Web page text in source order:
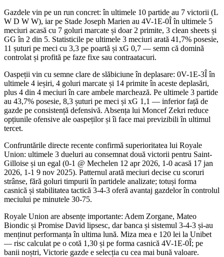
Gazdele vin pe un run concret: în ultimele 10 partide au 7 victorii (L
W D W W), iar pe Stade Joseph Marien au 4V-1E-0Î în ultimele 5
meciuri acasă cu 7 goluri marcate și doar 2 primite, 3 clean sheets și
GG în 2 din 5. Statisticile pe ultimele 3 meciuri arată 41,7% posesie,
11 șuturi pe meci cu 3,3 pe poartă și xG 0,7 — semn că domină
controlat și profită pe faze fixe sau contraatacuri.
Oaspeții vin cu semne clare de slăbiciune în deplasare: 0V-1E-3Î în
ultimele 4 ieșiri, 4 goluri marcate și 14 primite în aceste deplasări,
plus 4 din 4 meciuri în care ambele marchează. Pe ultimele 3 partide
au 43,7% posesie, 8,3 șuturi pe meci și xG 1,1 — inferior față de
gazde pe consistență defensivă. Absența lui Moncef Zekri reduce
opțiunile ofensive ale oaspeților și îi face mai previzibili în ultimul
tercet.
Confruntările directe recente confirmă superioritatea lui Royale
Union: ultimele 3 dueluri au consemnat două victorii pentru Saint-
Gilloise și un egal (0-1 @ Mechelen 12 apr 2026, 1-0 acasă 17 jan
2026, 1-1 9 nov 2025). Patternul arată meciuri decise cu scoruri
strânse, fără goluri timpurii în partidele analizate; totuși forma
casnică și stabilitatea tactică 3-4-3 oferă avantaj gazdelor în controlul
meciului pe minutele 30-75.
Royale Union are absențe importante: Adem Zorgane, Mateo
Biondic și Promise David lipsesc, dar banca și sistemul 3-4-3 și-au
menținut performanța în ultima lună. Miza mea e 120 lei la Unibet
— risc calculat pe o cotă 1,30 și pe forma casnică 4V-1E-0Î; pe
banii noștri, Victorie gazde e selecția cu cea mai bună valoare.